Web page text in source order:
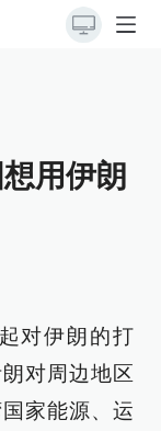
用伊朗
对伊朗的打
对周边地区
家能源、运